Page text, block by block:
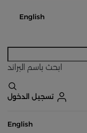
English
ابحث باسم البراند
تسجيل الدخول
English